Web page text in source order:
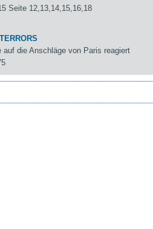
Seite 12,13,14,15,16,18
auf die Anschläge von Paris reagiert